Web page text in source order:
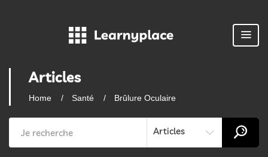
Articles
Home Santé Brûlure Oculaire
Articles